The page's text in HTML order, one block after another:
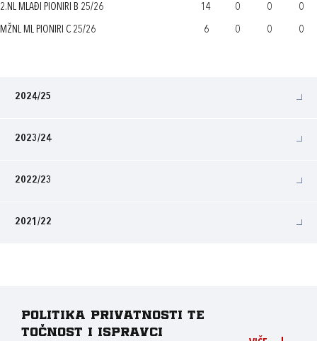
2.NL MLAĐI PIONIRI B 25/26 14 0 0 0
MŽNL ML PIONIRI C 25/26 6 0 0 0
2024/25
2023/24
2022/23
2021/22
Politika privatnosti te
točnost i ispravci